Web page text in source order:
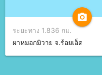
camera_alt
ระยะทาง 1.836 กม.
ผาหมอกมิวาย จ.ร้อยเอ็ด